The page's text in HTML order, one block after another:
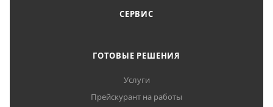
СЕРВИС
ГОТОВЫЕ РЕШЕНИЯ
Услуги
Прейскурант на работы